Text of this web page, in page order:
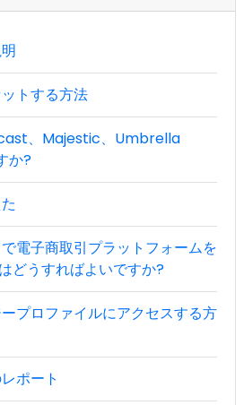
トする方法
、Majestic、Umbrella
か?
電子商取引プラットフォームを
どうすればよいですか?
プロファイルにアクセスする方
ポート